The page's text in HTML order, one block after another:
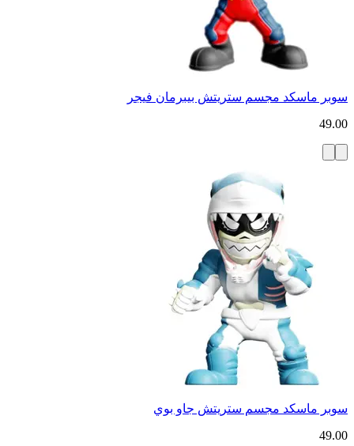
سوبر ماسكد مجسم ستريتش بيبرمان فيجر
49.00
سوبر ماسكد مجسم ستريتش جاو بوي
49.00